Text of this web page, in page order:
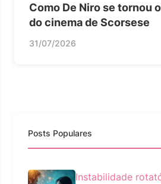
Como De Niro se tornou
do cinema de Scorsese
31/07/2026
Posts Populares
Instabilidade